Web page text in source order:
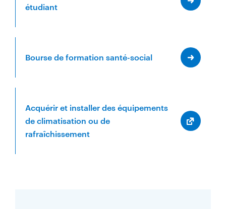
étudiant
Bourse de formation santé-social
Acquérir et installer des équipements
de climatisation ou de
rafraîchissement